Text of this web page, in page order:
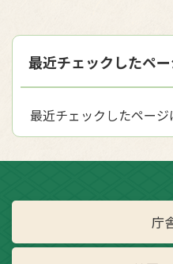
最近チェックしたペ
最近チェックしたページ
庁